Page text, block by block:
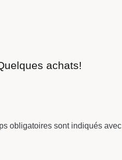
achats!
obligatoires sont indiqués avec